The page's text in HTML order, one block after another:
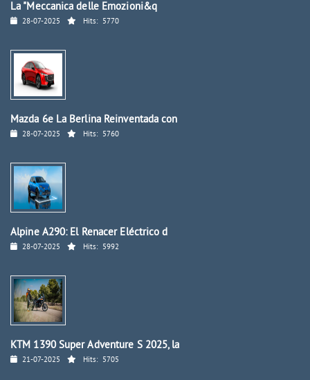
La "Meccanica delle Emozioni&q
28-07-2025 Hits: 5770
Mazda 6e La Berlina Reinventada con
28-07-2025 Hits: 5760
Alpine A290: El Renacer Eléctrico d
28-07-2025 Hits: 5992
KTM 1390 Super Adventure S 2025, la
21-07-2025 Hits: 5705